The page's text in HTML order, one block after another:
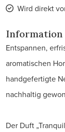
Wird direkt
Information
Entspannen,
aromatischen
handgefertigte
nachhaltig
Der Duft